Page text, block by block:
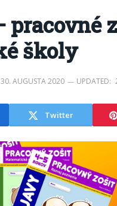
pracovné
školy
30. AUGUSTA 2020 UPDATED:
Twitter